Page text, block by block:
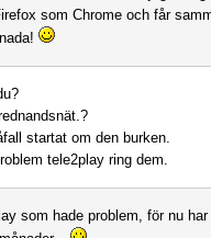
som Chrome och får
startat om den burken.
tele2play ring dem.
som hade problem, för nu